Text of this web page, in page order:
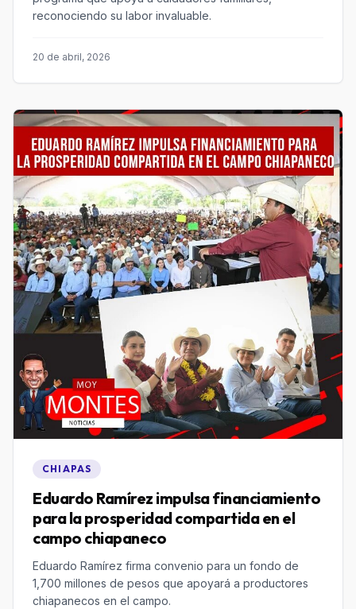
reconociendo su labor invaluable.
20 de abril, 2026
CHIAPAS
Eduardo Ramírez impulsa financiamiento
para la prosperidad compartida en el
campo chiapaneco
Eduardo Ramírez firma convenio para un fondo de
1,700 millones de pesos que apoyará a productores
chiapanecos en el campo.